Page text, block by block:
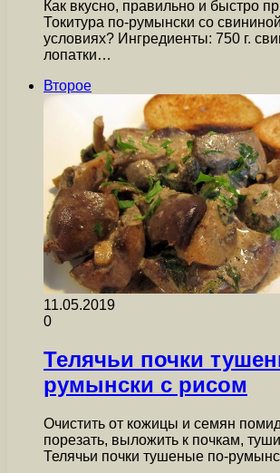
Как вкусно, правильно и быстро
Токитура по-румынски со
условиях? Ингредиенты: 750 г.
лопатки…
Второе
11.05.2019
0
Телячьи почки
румынски с рисом
Очистить от кожицы и семян
порезать, выложить к почкам,
Телячьи почки тушеные по-